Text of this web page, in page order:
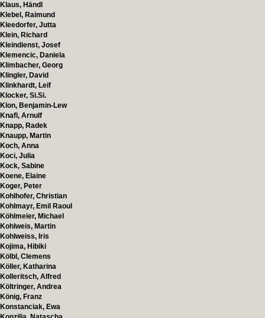
Klaus, Händl
Klebel, Raimund
Kleedorfer, Jutta
Klein, Richard
Kleindienst, Josef
Klemencic, Daniela
Klimbacher, Georg
Klingler, David
Klinkhardt, Leif
Klocker, Si.Si.
Klon, Benjamin-Lew
Knafl, Arnulf
Knapp, Radek
Knaupp, Martin
Koch, Anna
Koci, Julia
Kock, Sabine
Koene, Elaine
Koger, Peter
Kohlhofer, Christian
Kohlmayr, Emil Raoul
Köhlmeier, Michael
Kohlweis, Martin
Kohlweiss, Iris
Kojima, Hibiki
Kölbl, Clemens
Köller, Katharina
Kolleritsch, Alfred
Költringer, Andrea
König, Franz
Konstanciak, Ewa